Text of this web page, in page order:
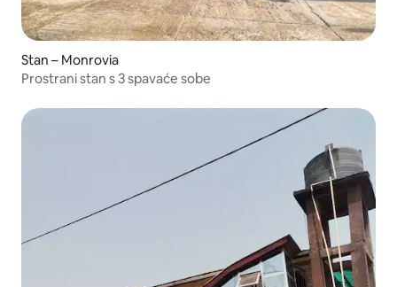
Stan – Monrovia
Prostrani stan s 3 spavaće sobe